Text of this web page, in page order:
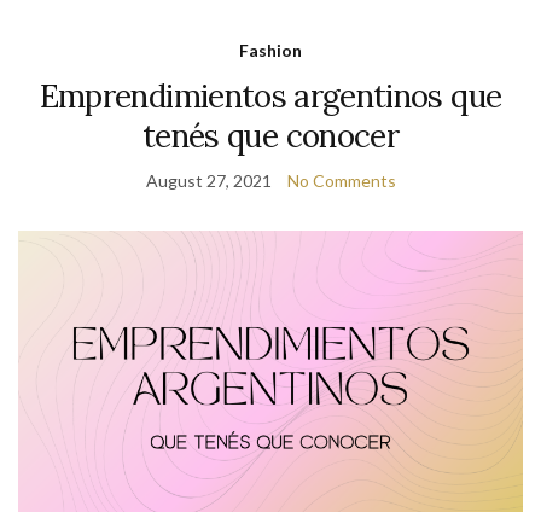
Fashion
Emprendimientos argentinos que
tenés que conocer
August 27, 2021 No Comments